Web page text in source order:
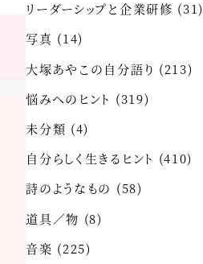
リーダーシップと企業研修 (31)
写真 (14)
大塚あやこの自分語り (213)
悩みへのヒント (319)
未分類 (4)
自分らしく生きるヒント (410)
詩のようなもの (58)
道具／物 (8)
音楽 (225)